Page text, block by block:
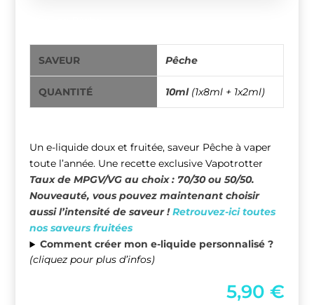
SAVEUR Pêche
QUANTITÉ 10ml (1x8ml + 1x2ml)
Un e-liquide doux et fruitée, saveur Pêche à vaper
toute l’année. Une recette exclusive Vapotrotter
Taux de MPGV/VG au choix : 70/30 ou 50/50.
Nouveauté, vous pouvez maintenant choisir
aussi l’intensité de saveur !Retrouvez-ici toutes
nos saveurs fruitées
Comment créer mon e-liquide personnalisé ?
(cliquez pour plus d’infos)
5,90 €